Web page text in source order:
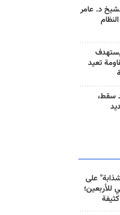
د. عامر
تعيد
سقط،
على
للأربعين؛